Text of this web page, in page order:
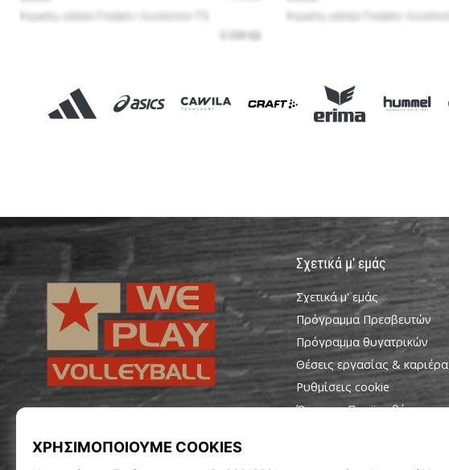
Σχετικά μ' εμάς
Σχετικά μ' εμάς
Πρόγραμμα Πρεσβευτών
Πρόγραμμα θυγατρικών
Θέσεις εργασίας & καριέρα
Ρυθμίσεις cookie
Όροι και Προϋποθέσεις